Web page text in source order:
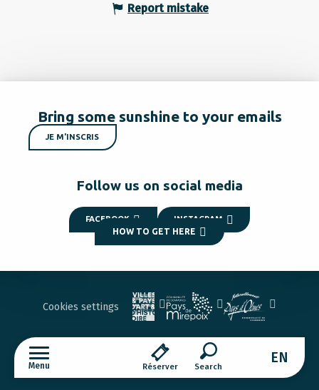
Menu Réserver
Search
EN
Report mistake
Bring some sunshine to your emails
JE M'INSCRIS
Follow us on social media
FACEBOOK INSTAGRAM
HOW TO GET HERE
Cookies settings